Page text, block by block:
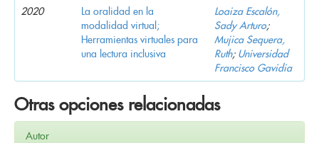
2020
La oralidad en la
modalidad virtual;
Herramientas virtuales para
una lectura inclusiva
Loaiza Escalón,
Sady Arturo;
Mujica Sequera,
Ruth; Universidad
Francisco Gavidia
Otras opciones relacionadas
Autor